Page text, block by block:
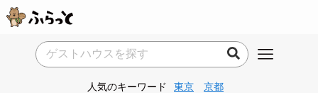
人気のキーワード 東京 京都